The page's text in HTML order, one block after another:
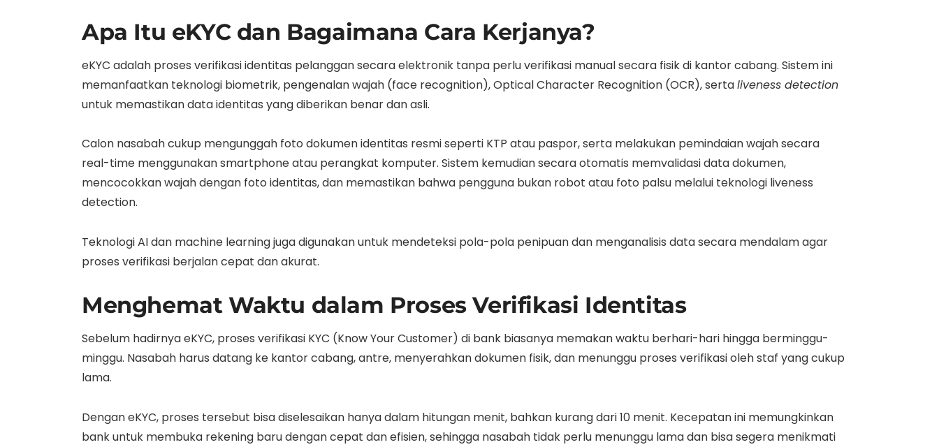
Apa Itu eKYC dan Bagaimana Cara Kerjanya?
eKYC adalah proses verifikasi identitas pelanggan secara elektronik tanpa perlu verifikasi manual secara fisik di kantor cabang. Sistem ini
memanfaatkan teknologi biometrik, pengenalan wajah (face recognition), Optical Character Recognition (OCR), sertaliveness detection
untuk memastikan data identitas yang diberikan benar dan asli.
Calon nasabah cukup mengunggah foto dokumen identitas resmi seperti KTP atau paspor, serta melakukan pemindaian wajah secara
real-time menggunakan smartphone atau perangkat komputer. Sistem kemudian secara otomatis memvalidasi data dokumen,
mencocokkan wajah dengan foto identitas, dan memastikan bahwa pengguna bukan robot atau foto palsu melalui teknologi liveness
detection.
Teknologi AI dan machine learning juga digunakan untuk mendeteksi pola-pola penipuan dan menganalisis data secara mendalam agar
proses verifikasi berjalan cepat dan akurat.
Menghemat Waktu dalam Proses Verifikasi Identitas
Sebelum hadirnya eKYC, proses verifikasi KYC (Know Your Customer) di bank biasanya memakan waktu berhari-hari hingga berminggu-
minggu. Nasabah harus datang ke kantor cabang, antre, menyerahkan dokumen fisik, dan menunggu proses verifikasi oleh staf yang cukup
lama.
Dengan eKYC, proses tersebut bisa diselesaikan hanya dalam hitungan menit, bahkan kurang dari 10 menit. Kecepatan ini memungkinkan
bank untuk membuka rekening baru dengan cepat dan efisien, sehingga nasabah tidak perlu menunggu lama dan bisa segera menikmati